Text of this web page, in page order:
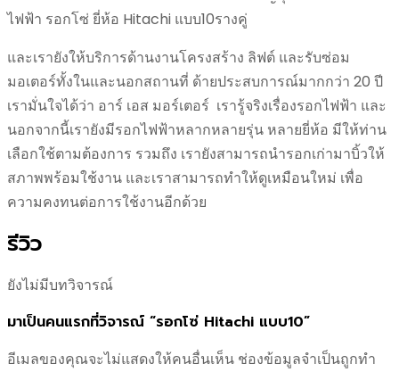
ไฟฟ้า รอกโซ่ ยี่ห้อ Hitachi แบบ10รางคู่
และเรายังให้บริการด้านงานโครงสร้าง ลิฟต์ และรับซ่อม
มอเตอร์ทั้งในและนอกสถานที่ ด้ายประสบการณ์มากกว่า 20 ปี
เรามั่นใจได้ว่า อาร์ เอส มอร์เตอร์ เรารู้จริงเรื่องรอกไฟฟ้า และ
นอกจากนี้เรายังมีรอกไฟฟ้าหลากหลายรุ่น หลายยี่ห้อ มีให้ท่าน
เลือกใช้ตามต้องการ รวมถึง เรายังสามารถนำรอกเก่ามาบิ้วให้
สภาพพร้อมใช้งาน และเราสามารถทำให้ดูเหมือนใหม่ เพื่อ
ความคงทนต่อการใช้งานอีกด้วย
รีวิว
ยังไม่มีบทวิจารณ์
มาเป็นคนแรกที่วิจารณ์ “รอกโซ่ Hitachi แบบ10”
อีเมลของคุณจะไม่แสดงให้คนอื่นเห็น ช่องข้อมูลจำเป็นถูกทำ